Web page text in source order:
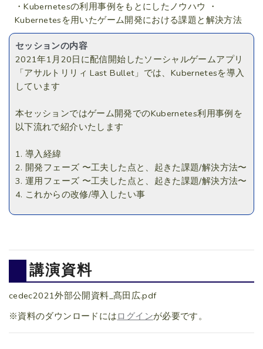
・Kubernetesの利用事例をもとにしたノウハウ ・
Kubernetesを用いたゲーム開発における課題と解決方法
セッションの内容
2021年1月20日に配信開始したソーシャルゲームアプリ
「アサルトリリィ Last Bullet」では、Kubernetesを導入
しています
本セッションではゲーム開発でのKubernetes利用事例を
以下流れで紹介いたします
1. 導入経緯
2. 開発フェーズ 〜工夫した点と、起きた課題/解決方法〜
3. 運用フェーズ 〜工夫した点と、起きた課題/解決方法〜
4. これからの改修/導入したい事
講演資料
cedec2021外部公開資料_髙田広.pdf
※資料のダウンロードには ログインが必要です。